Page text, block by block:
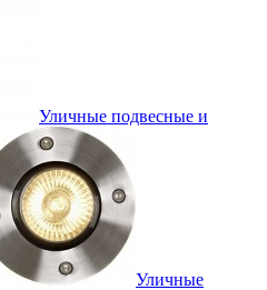
Уличные подвесные и
Уличные